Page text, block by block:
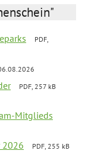
PDF,
PDF, 257 kB
Mitglieds
2026
PDF, 255 kB